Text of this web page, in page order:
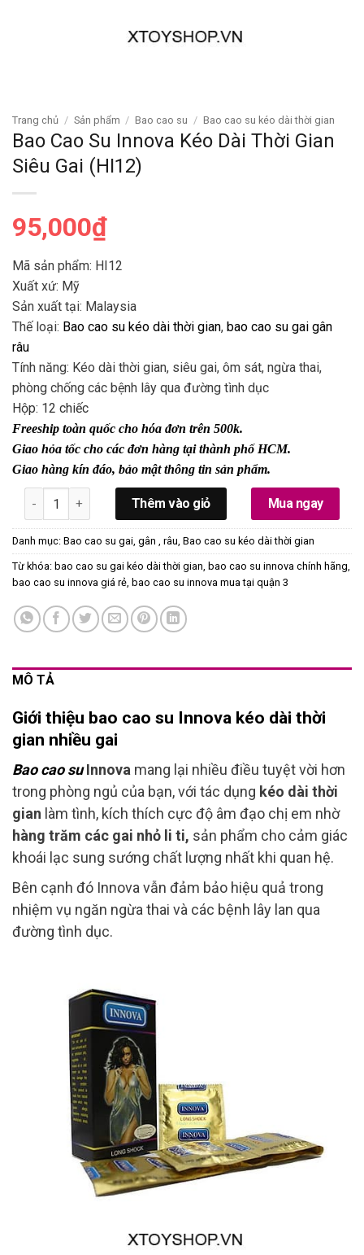
Trang chủ / Sản phẩm / Bao cao su / Bao cao su kéo dài thời gian
Bao Cao Su Innova Kéo Dài Thời Gian
Siêu Gai (HI12)
95,000₫
Mã sản phẩm: HI12
Xuất xứ: Mỹ
Sản xuất tại: Malaysia
Thế loại: Bao cao su kéo dài thời gian, bao cao su gai gân
râu
Tính năng: Kéo dài thời gian, siêu gai, ôm sát, ngừa thai,
phòng chống các bệnh lây qua đường tình dục
Hộp: 12 chiếc
Freeship toàn quốc cho hóa đơn trên 500k.
Giao hỏa tốc cho các đơn hàng tại thành phố HCM.
Giao hàng kín đáo, bảo mật thông tin sản phẩm.
Bao Cao Su Innova Kéo Dài Thời Gian Siêu Gai (HI12) số
Thêm vào giỏ Mua ngay
Danh mục: Bao cao su gai, gân , râu, Bao cao su kéo dài thời gian
Từ khóa: bao cao su gai kéo dài thời gian, bao cao su innova chính hãng,
bao cao su innova giá rẻ, bao cao su innova mua tại quận 3
MÔ TẢ
Giới thiệu bao cao su Innova kéo dài thời
gian nhiều gai
Bao cao suInnova mang lại nhiều điều tuyệt vời hơn
trong phòng ngủ của bạn, với tác dụng kéo dài thời
gian làm tình, kích thích cực độ âm đạo chị em nhờ
hàng trăm các gai nhỏ li ti, sản phẩm cho cảm giác
khoái lạc sung sướng chất lượng nhất khi quan hệ.
Bên cạnh đó Innova vẫn đảm bảo hiệu quả trong
nhiệm vụ ngăn ngừa thai và các bệnh lây lan qua
đường tình dục.